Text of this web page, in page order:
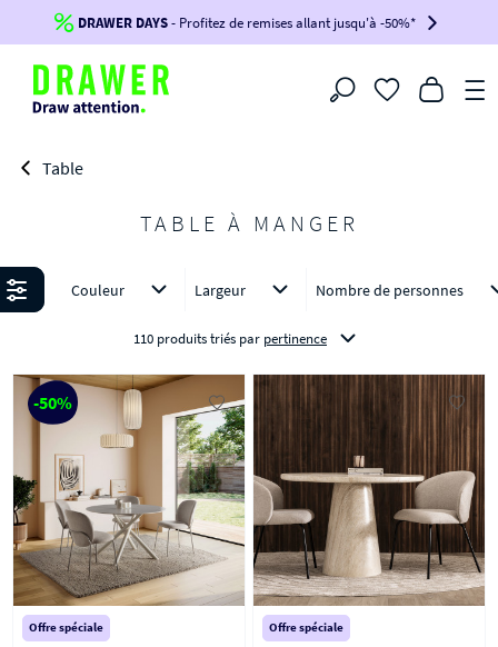
Jusqu'à-100€*sur votre commande !
BIKINI100
-voir conditions en bas de page-
DRAWER DAYS- Profitez de remises allant jusqu'à -50%*
Filtrer
Table
TABLE À MANGER
Affiner Couleur Largeur Nombre de personnes
110 produits triés par pertinence
-50%
Offre spéciale Offre spéciale